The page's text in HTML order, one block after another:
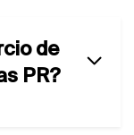
de
PR?